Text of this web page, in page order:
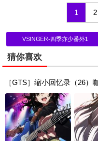
1 2
VSINGER-四季亦少番外1
猜你喜欢
［GTS］缩小回忆录（26）